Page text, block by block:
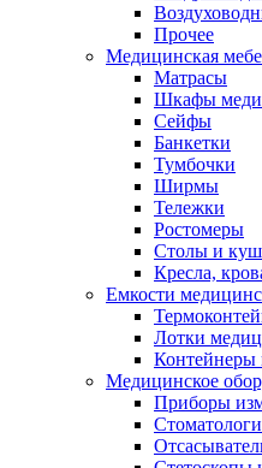
Прочее
Медицинская
Матрасы
Шкафы
Сейфы
Банкетки
Тумбочки
Ширмы
Тележки
Ростомеры
Столы и
Кресла,
Емкости
Лотки
Контейнеры
Медицинское
Приборы